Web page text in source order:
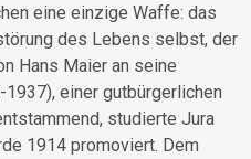
eine einzige Waffe: das
des Lebens selbst, der
Hans Maier an seine
1937), einer gutbürgerlichen
studierte Jura
1914 promoviert. Dem